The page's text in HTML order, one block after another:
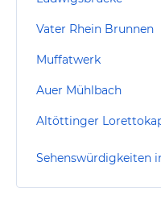
Vater Rhein Brunnen
Muffatwerk
Auer Mühlbach
Sehenswürdigkeiten